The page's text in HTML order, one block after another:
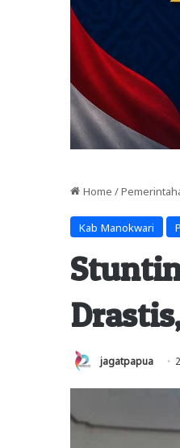
Home /
Kab Manokwari
jagatpapua